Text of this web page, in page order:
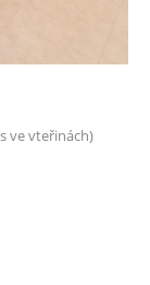
ve vteřinách)